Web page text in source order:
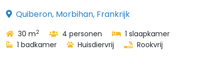
Quiberon, Morbihan, Frankrijk
30 m2 4 personen
1 slaapkamer
1 badkamer
Huisdiervrij Rookvrij